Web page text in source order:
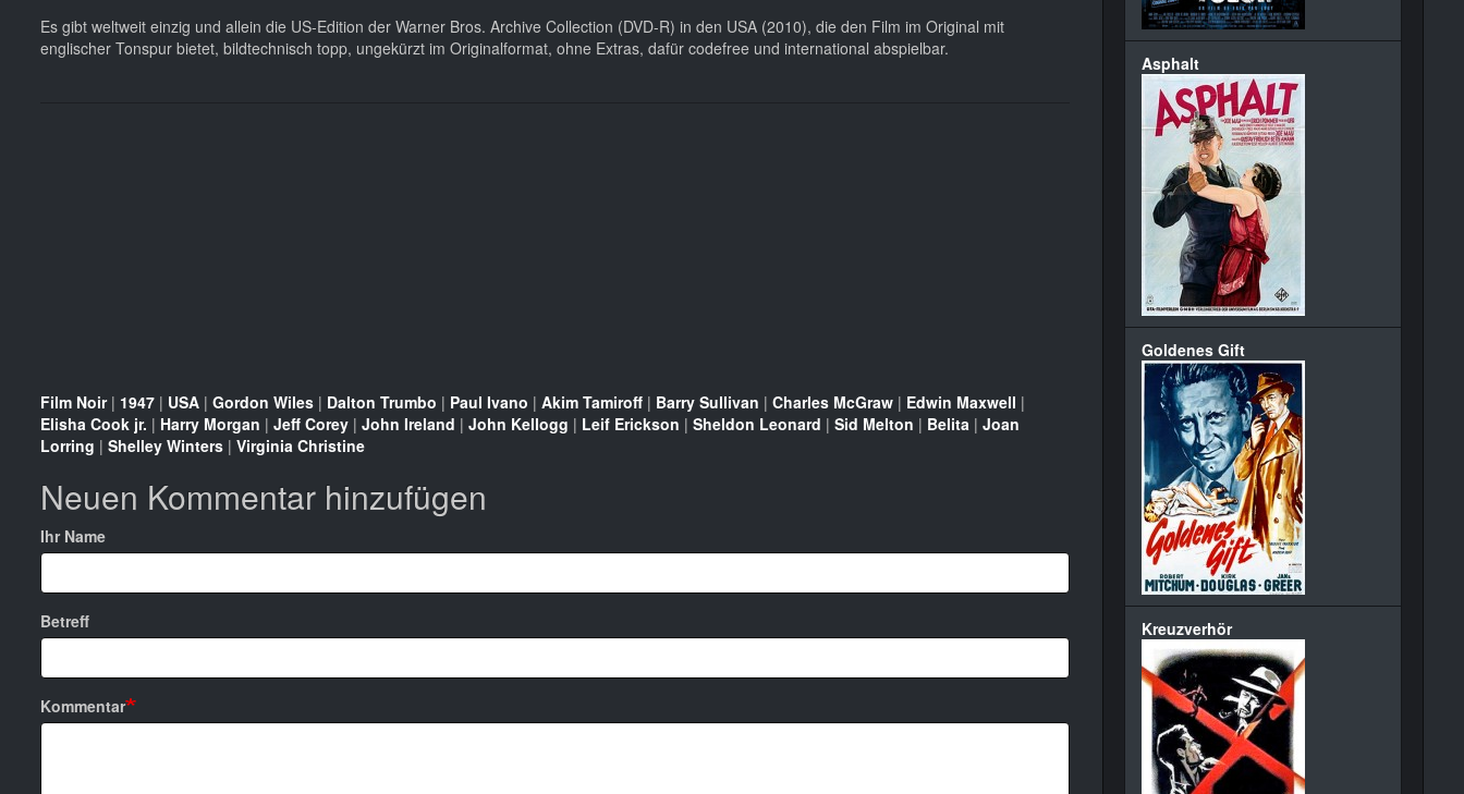
Es gibt weltweit einzig und allein die US-Edition der Warner Bros. Archive Collection (DVD-R) in den USA (2010), die den Film im Original mit
englischer Tonspur bietet, bildtechnisch topp, ungekürzt im Originalformat, ohne Extras, dafür codefree und international abspielbar.
Film Noir| 1947 | USA | Gordon Wiles | Dalton Trumbo | Paul Ivano | Akim Tamiroff | Barry Sullivan | Charles McGraw | Edwin Maxwell |
Elisha Cook jr. | Harry Morgan | Jeff Corey | John Ireland | John Kellogg | Leif Erickson | Sheldon Leonard | Sid Melton | Belita | Joan
Lorring | Shelley Winters | Virginia Christine
Neuen Kommentar hinzufügen
Ihr Name
Betreff
Kommentar
Asphalt
Goldenes Gift
Kreuzverhör